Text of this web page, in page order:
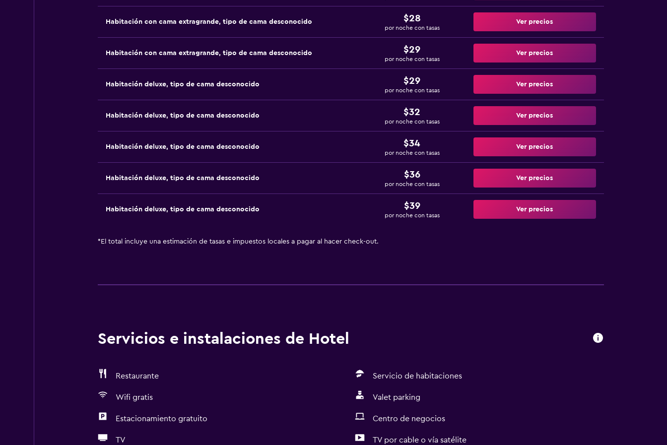
Habitación con cama extragrande, tipo de cama desconocido $28
por noche con tasas
Ver precios
Habitación con cama extragrande, tipo de cama desconocido $29
por noche con tasas
Ver precios
Habitación deluxe, tipo de cama desconocido $29
por noche con tasas
Ver precios
Habitación deluxe, tipo de cama desconocido $32
por noche con tasas
Ver precios
Habitación deluxe, tipo de cama desconocido $34
por noche con tasas
Ver precios
Habitación deluxe, tipo de cama desconocido $36
por noche con tasas
Ver precios
Habitación deluxe, tipo de cama desconocido $39
por noche con tasas
Ver precios
* El total incluye una estimación de tasas e impuestos locales a pagar al hacer check-out.
Servicios e instalaciones de Hotel
Restaurante Servicio de habitaciones
Wifi gratis Valet parking
Estacionamiento gratuito Centro de negocios
TV TV por cable o vía satélite